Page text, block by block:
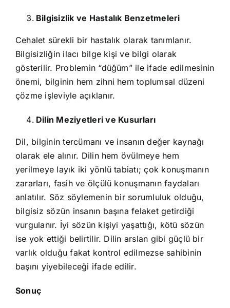
Bilgisizlik ve Hastalık Benzetmeleri
Cehalet sürekli bir hastalık olarak tanımlanır.
Bilgisizliğin ilacı bilge kişi ve bilgi olarak
gösterilir. Problemin “düğüm” ile ifade edilmesinin
önemi, bilginin hem zihni hem toplumsal düzeni
çözme işleviyle açıklanır.
Dilin Meziyetleri ve Kusurları
Dil, bilginin tercümanı ve insanın değer kaynağı
olarak ele alınır. Dilin hem övülmeye hem
yerilmeye layık iki yönlü tabiatı; çok konuşmanın
zararları, fasih ve ölçülü konuşmanın faydaları
anlatılır. Söz söylemenin bir sorumluluk olduğu,
bilgisiz sözün insanın başına felaket getirdiği
vurgulanır. İyi sözün kişiyi yaşattığı, kötü sözün
ise yok ettiği belirtilir. Dilin arslan gibi güçlü bir
varlık olduğu fakat kontrol edilmezse sahibinin
başını yiyebileceği ifade edilir.
Sonuç